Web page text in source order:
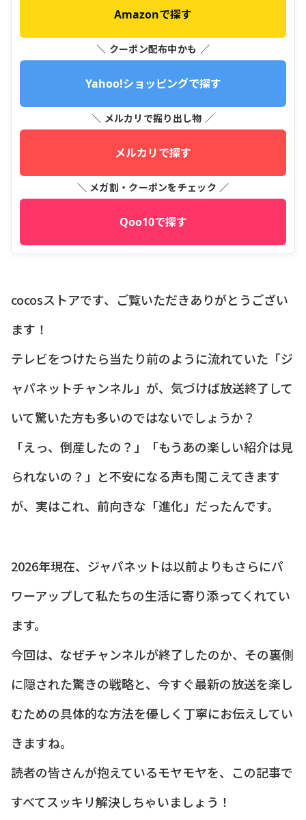
Amazonで探す
＼ クーポン配布中かも ／
Yahoo!ショッピングで探す
＼ メルカリで掘り出し物 ／
メルカリで探す
＼ メガ割・クーポンをチェック ／
Qoo10で探す
cocosストアです、ご覧いただきありがとうござい
ます！
テレビをつけたら当たり前のように流れていた「ジ
ャパネットチャンネル」が、気づけば放送終了して
いて驚いた方も多いのではないでしょうか？
「えっ、倒産したの？」「もうあの楽しい紹介は見
られないの？」と不安になる声も聞こえてきます
が、実はこれ、前向きな「進化」だったんです。
2026年現在、ジャパネットは以前よりもさらにパ
ワーアップして私たちの生活に寄り添ってくれてい
ます。
今回は、なぜチャンネルが終了したのか、その裏側
に隠された驚きの戦略と、今すぐ最新の放送を楽し
むための具体的な方法を優しく丁寧にお伝えしてい
きますね。
読者の皆さんが抱えているモヤモヤを、この記事で
すべてスッキリ解決しちゃいましょう！